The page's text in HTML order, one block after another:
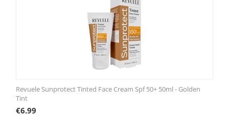
Revuele Sunprotect Tinted Face Cream Spf 50+ 50ml - Golden
Tint
€6.99